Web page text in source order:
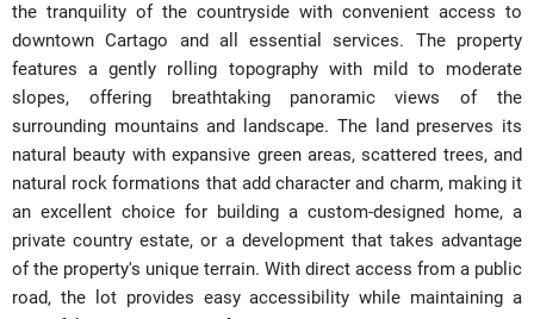
the tranquility of the countryside with convenient access to
downtown Cartago and all essential services. The property
features a gently rolling topography with mild to moderate
slopes, offering breathtaking panoramic views of the
surrounding mountains and landscape. The land preserves its
natural beauty with expansive green areas, scattered trees, and
natural rock formations that add character and charm, making it
an excellent choice for building a custom-designed home, a
private country estate, or a development that takes advantage
of the property's unique terrain. With direct access from a public
road, the lot provides easy accessibility while maintaining a